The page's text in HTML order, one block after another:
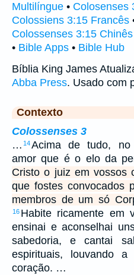
Multilíngue • Colosenses
Colossiens 3:15 Francês
Colossenses 3:15 Chinês
• Bible Apps • Bible Hub
Bíblia King James
Abba Press. Usado com
Contexto
Colossenses 3
… 14Acima de tudo, no
amor que é o elo da
Cristo o juiz em vossos
que fostes convocados
membros de um só
16 Habite ricamente em
ensinai e aconselhai
sabedoria, e cantai
espirituais, louvando
coração. …